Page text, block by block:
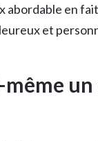
abordable en
et
un